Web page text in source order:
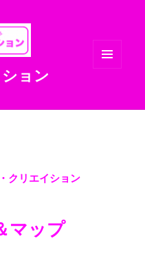
ョン
ット
クリエイション
マップ